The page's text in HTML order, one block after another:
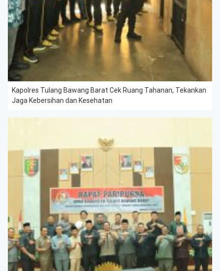
Kapolres Tulang Bawang Barat Cek Ruang Tahanan, Tekankan
Jaga Kebersihan dan Kesehatan